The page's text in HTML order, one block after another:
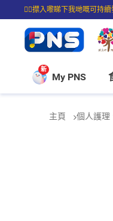
☝🏼㩒入嚟睇下我哋嘅可持續
⭐購物滿$399即享免費送
新
My PNS
主頁 個人護理